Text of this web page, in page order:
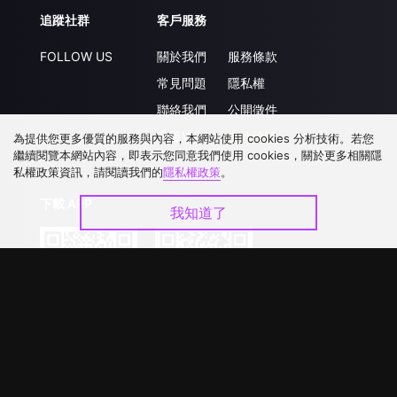
追蹤社群
FOLLOW US
客戶服務
關於我們
常見問題
聯絡我們
升級VIP
服務條款
隱私權
公開徵件
合作洽談
為提供您更多優質的服務與內容，本網站使用 cookies 分析技術。若您
繼續閱覽本網站內容，即表示您同意我們使用 cookies，關於更多相關隱
私權政策資訊，請閱讀我們的隱私權政策。
我知道了